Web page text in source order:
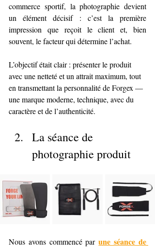
commerce sportif, la photographie devient
un élément décisif : c’est la première
impression que reçoit le client et, bien
souvent, le facteur qui détermine l’achat.
L’objectif était clair : présenter le produit
avec une netteté et un attrait maximum, tout
en transmettant la personnalité de Forgex —
une marque moderne, technique, avec du
caractère et de l’authenticité.
La séance de
photographie produit
Nous avons commencé par une séance de